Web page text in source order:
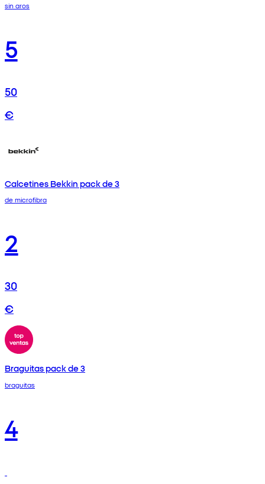
sin aros
5
50
€
Calcetines Bekkin pack de 3
de microfibra
2
30
€
Braguitas pack de 3
braguitas
4